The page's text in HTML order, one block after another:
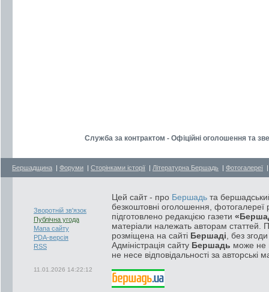
Служба за контрактом - Офіційні оголошення та
Бершадщина | Форуми | Сторінками історії | Літературна Бершадь | Фотогалереї
Зворотній зв'язок
Публічна угода
Мапа сайту
PDA-версія
RSS
11.01.2026 14:22:12
Цей сайт - про Бершадь та
безкоштовні оголошення, фотогалереї
підготовлено редакцією газети
матеріали належать авторам статтей.
розміщена на сайті Бершаді , без
Адміністрація сайту Бершадь може не
не несе відповідальності за авторські